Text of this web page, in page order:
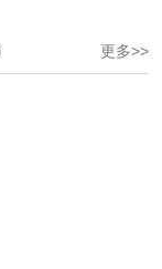
更多>>